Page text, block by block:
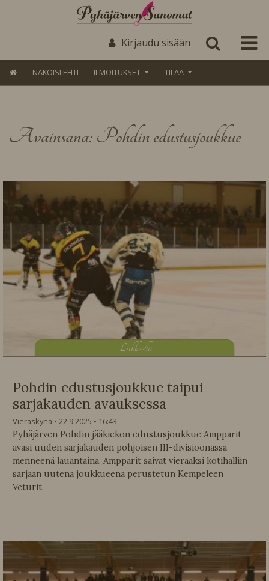
Kirjaudu sisään
NÄKÖISLEHTI ILMOITUKSET TILAA
Avainsana: Pohdin edustusjoukkue
Liikkeellä
Pohdin edustusjoukkue taipui
sarjakauden avauksessa
Vieraskynä 22.9.2025
16:43
Pyhäjärven Pohdin jääkiekon edustusjoukkue Ampparit
avasi uuden sarjakauden pohjoisen III-divisioonassa
menneenä lauantaina. Ampparit saivat vieraaksi kotihalliin
sarjaan uutena joukkueena perustetun Kempeleen
Veturit.